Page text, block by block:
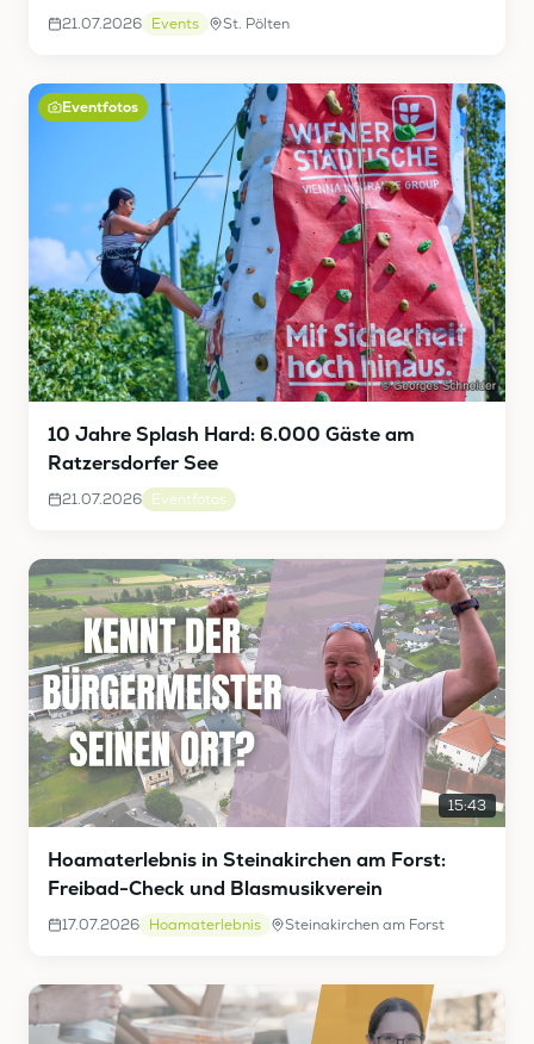
21.07.2026 Events St. Pölten
Eventfotos
10 Jahre Splash Hard: 6.000 Gäste am
Ratzersdorfer See
21.07.2026 Eventfotos
15:43
Hoamaterlebnis in Steinakirchen am Forst:
Freibad-Check und Blasmusikverein
17.07.2026 Hoamaterlebnis Steinakirchen am Forst